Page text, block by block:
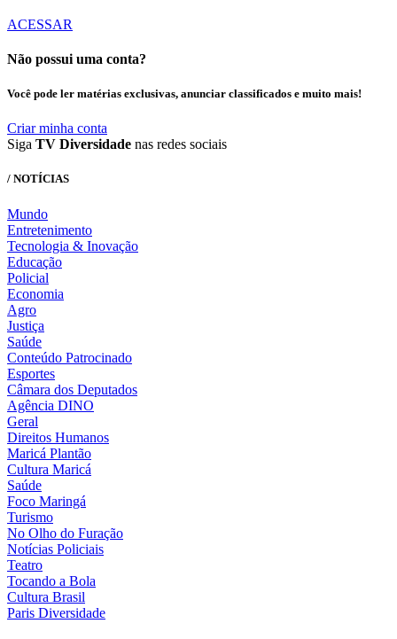
ACESSAR
Não possui uma conta?
Você pode ler matérias exclusivas, anunciar classificados e muito mais!
Criar minha conta
Siga TV Diversidade nas redes sociais
/ NOTÍCIAS
Mundo
Entretenimento
Tecnologia & Inovação
Educação
Policial
Economia
Agro
Justiça
Saúde
Conteúdo Patrocinado
Esportes
Câmara dos Deputados
Agência DINO
Geral
Direitos Humanos
Maricá Plantão
Cultura Maricá
Saúde
Foco Maringá
Turismo
No Olho do Furação
Notícias Policiais
Teatro
Tocando a Bola
Cultura Brasil
Paris Diversidade